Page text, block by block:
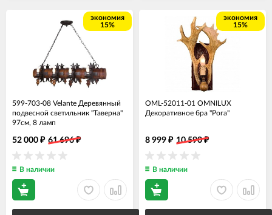
экономия
15%
599-703-08 Velante Деревянный
подвесной светильник "Таверна"
97см, 8 ламп
52 000 ₽ 61 696₽
В наличии
экономия
15%
OML-52011-01 OMNILUX
Декоративное бра "Рога"
8 999 ₽ 10 590₽
В наличии